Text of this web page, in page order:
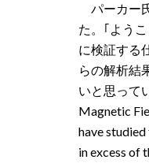
パーカー
た。｢よう
に検証する
らの解析結
いと思って
Magnetic
have
in excess of